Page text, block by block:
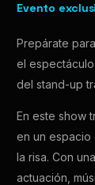
Evento
Prepárate
el
del stand-up
En este show
en un espacio
la risa. Con
actuación,